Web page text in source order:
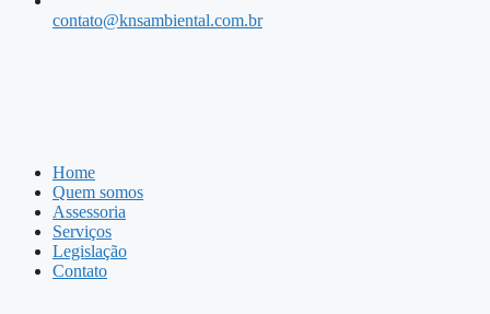
contato@knsambiental.com.br
Home
Quem somos
Assessoria
Serviços
Legislação
Contato